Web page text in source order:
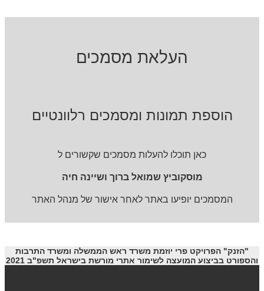
העלאת מסמכים
הוספת תמונות ומסמכים רלוונטיים
כאן תוכלו להעלות מסמכים שקשורים ל
מוסקוביץ שמואל ברוך ושיינה חיה
המסמכים יופיעו באתר לאחר אישור של מנהל האתר
"הזנק" הפרויקט פרי יוזמת משרד ראש הממשלה ומשרד התרבות
והספורט בביצוע המועצה לשימור אתרי מורשת בישראל תשפ"ב 2021